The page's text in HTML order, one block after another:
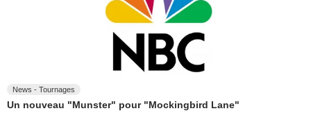
News - Tournages
Un nouveau "Munster" pour "Mockingbird Lane"